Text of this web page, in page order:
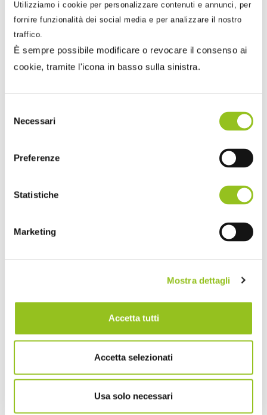
Utilizziamo i cookie per personalizzare contenuti e annunci, per
fornire funzionalità dei social media e per analizzare il nostro
traffico.
È sempre possibile modificare o revocare il consenso ai
cookie, tramite l'icona in basso sulla sinistra.
delNecessari
Preferenze
Statistiche
Marketing
Mostra dettagli
Accetta tutti
Accetta selezionati
Usa solo necessari
15 Aprile 2024
Comunicazione Titolare effettivo: cessa la
Dopo la pronuncia del Tar del Lazio, che ha respinto i
ricorsi per l’annullamento dei decreti in materia di comu...